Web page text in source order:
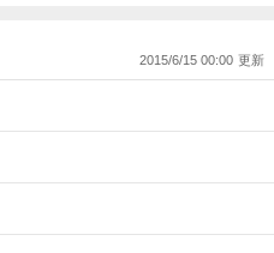
2015/6/15 00:00